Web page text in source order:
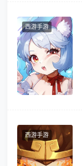
西游手游
西游手游